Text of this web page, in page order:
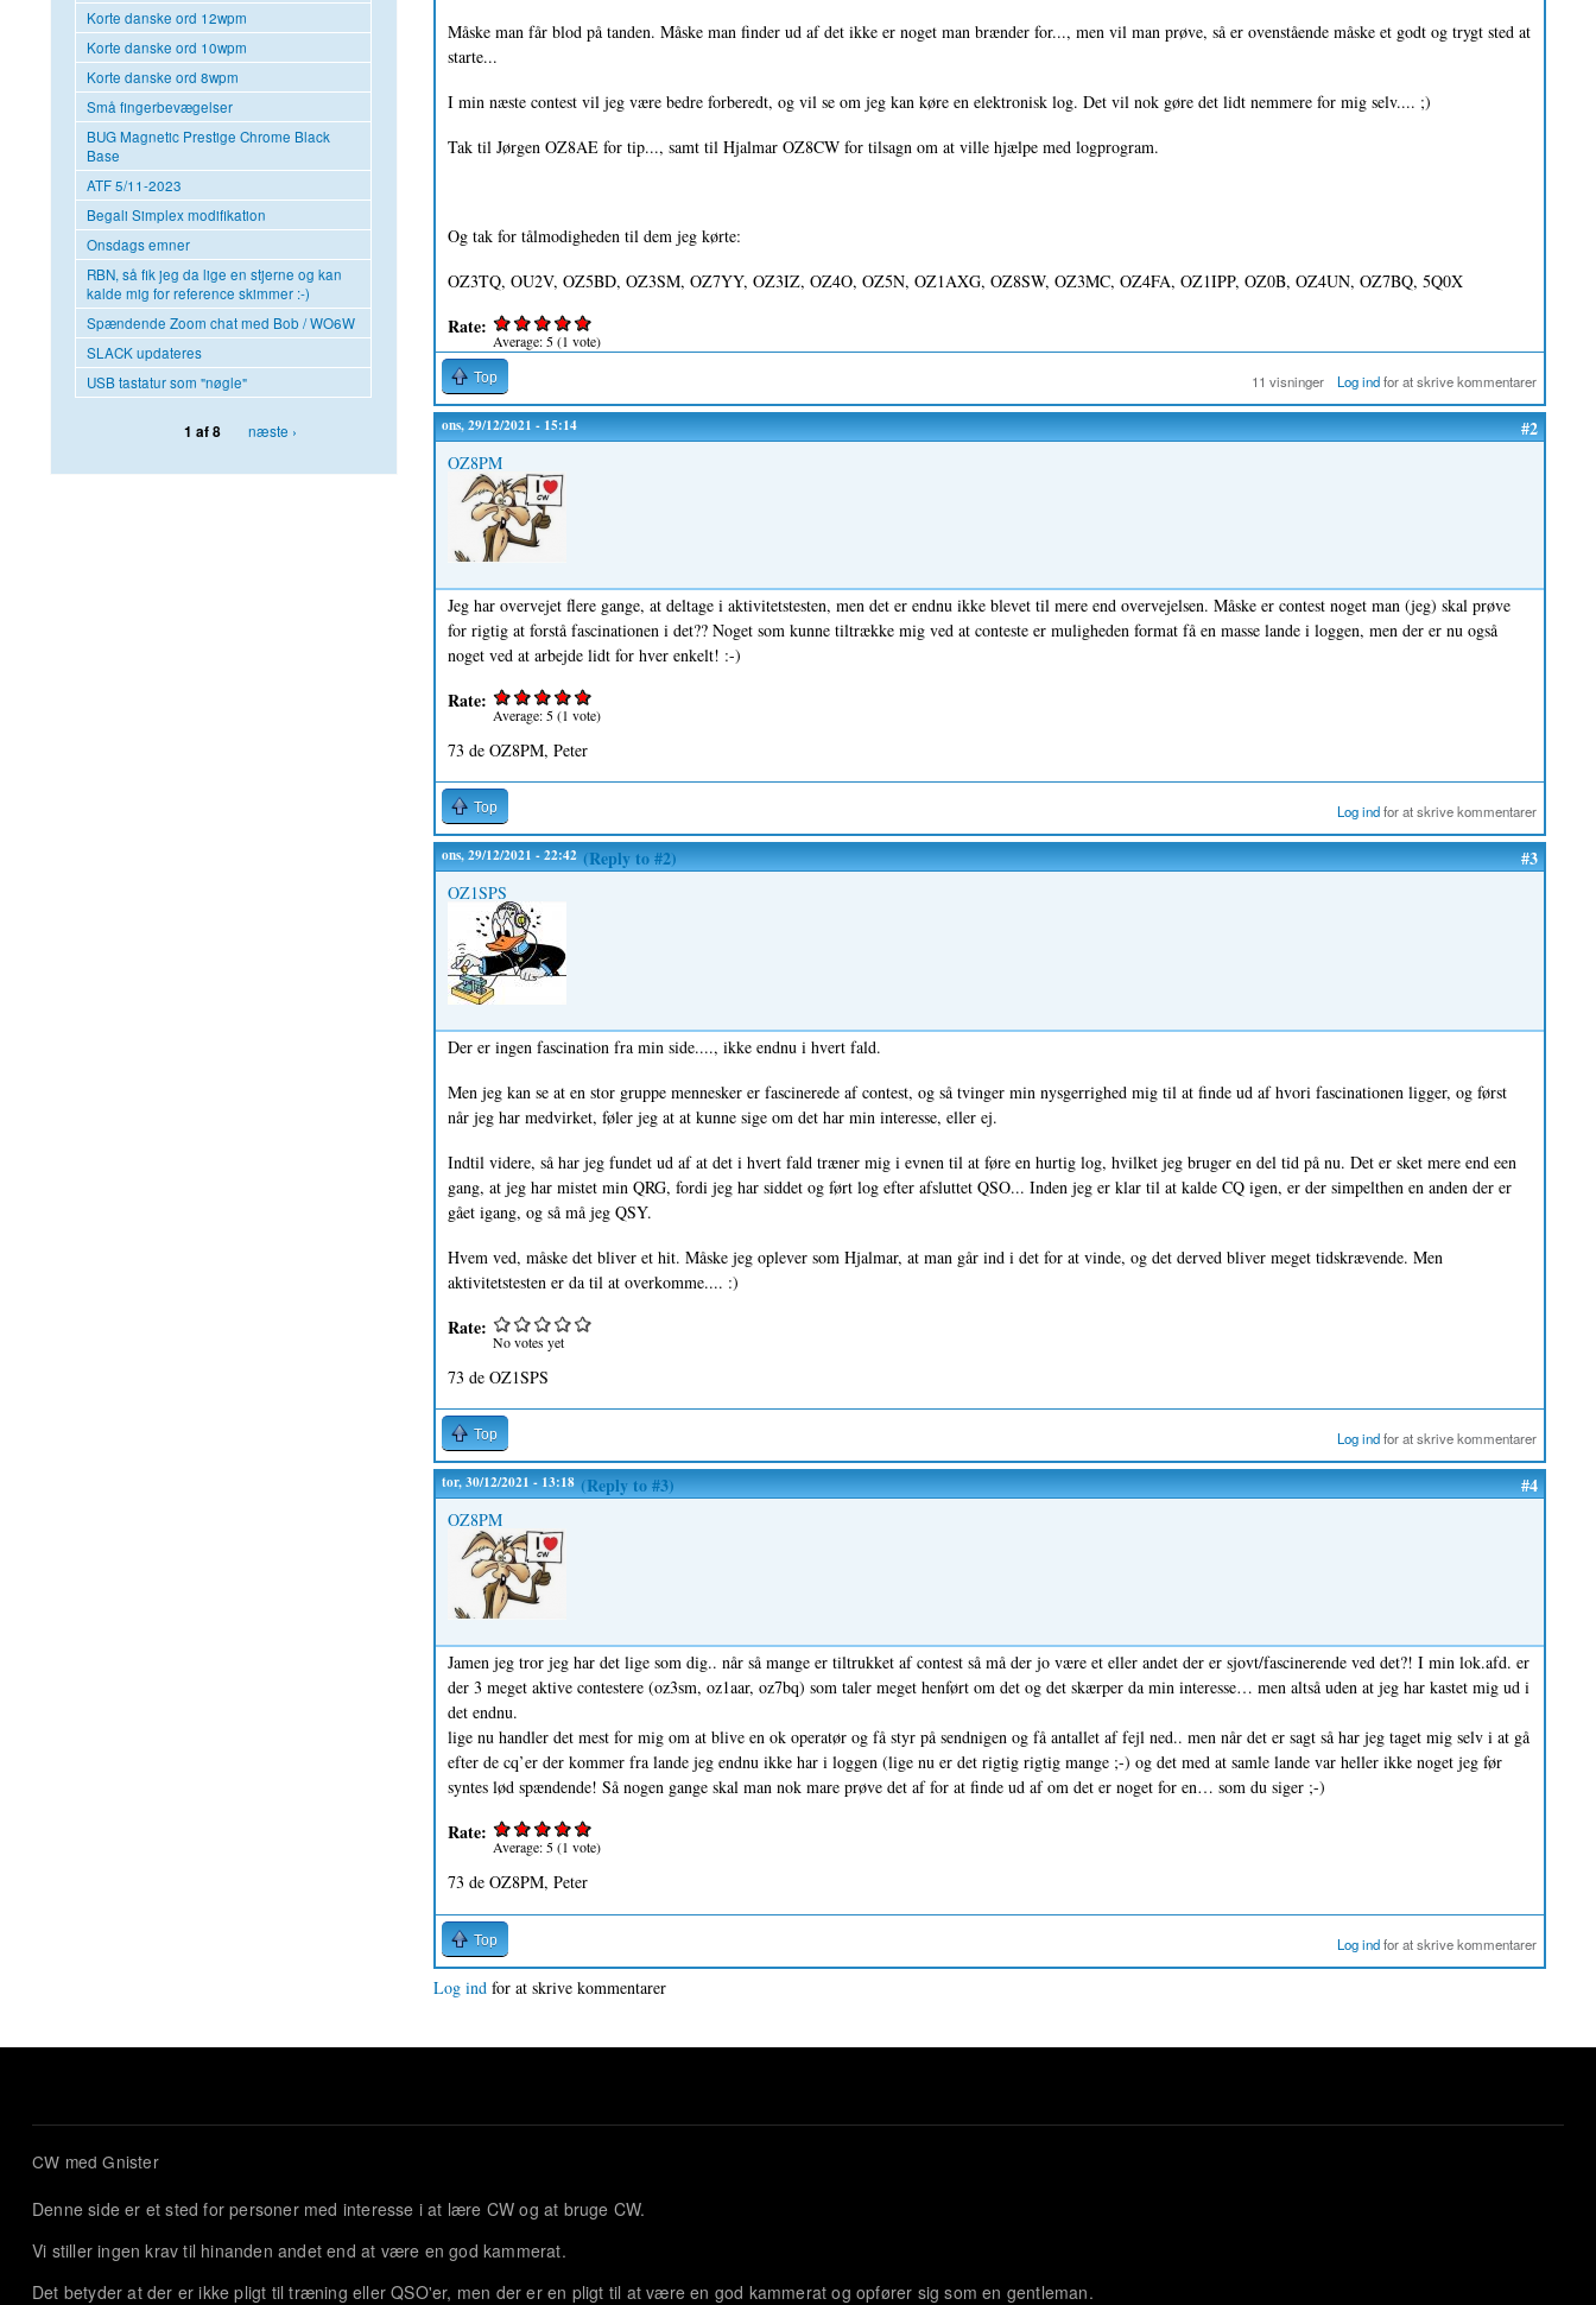
Måske man får blod på tanden. Måske man finder ud af det ikke er noget man brænder for..., men vil man prøve, så er ovenstående måske et godt og trygt sted at
starte...
I min næste contest vil jeg være bedre forberedt, og vil se om jeg kan køre en elektronisk log. Det vil nok gøre det lidt nemmere for mig selv.... ;)
Tak til Jørgen OZ8AE for tip..., samt til Hjalmar OZ8CW for tilsagn om at ville hjælpe med logprogram.
Og tak for tålmodigheden til dem jeg kørte:
OZ3TQ, OU2V, OZ5BD, OZ3SM, OZ7YY, OZ3IZ, OZ4O, OZ5N, OZ1AXG, OZ8SW, OZ3MC, OZ4FA, OZ1IPP, OZ0B, OZ4UN, OZ7BQ, 5Q0X
Rate:
Average: 5 (1 vote)
Top 11 visninger Log indfor at skrive kommentarer
ons, 29/12/2021 - 15:14 #2
OZ8PM
Jeg har overvejet flere gange, at deltage i aktivitetstesten, men det er endnu ikke blevet til mere end overvejelsen. Måske er contest noget man (jeg) skal prøve
for rigtig at forstå fascinationen i det?? Noget som kunne tiltrække mig ved at conteste er muligheden format få en masse lande i loggen, men der er nu også
noget ved at arbejde lidt for hver enkelt! :-)
Rate:
Average: 5 (1 vote)
73 de OZ8PM, Peter
Top Log indfor at skrive kommentarer
ons, 29/12/2021 - 22:42 (Reply to #2) #3
OZ1SPS
Der er ingen fascination fra min side...., ikke endnu i hvert fald.
Men jeg kan se at en stor gruppe mennesker er fascinerede af contest, og så tvinger min nysgerrighed mig til at finde ud af hvori fascinationen ligger, og først
når jeg har medvirket, føler jeg at at kunne sige om det har min interesse, eller ej.
Indtil videre, så har jeg fundet ud af at det i hvert fald træner mig i evnen til at føre en hurtig log, hvilket jeg bruger en del tid på nu. Det er sket mere end een
gang, at jeg har mistet min QRG, fordi jeg har siddet og ført log efter afsluttet QSO... Inden jeg er klar til at kalde CQ igen, er der simpelthen en anden der er
gået igang, og så må jeg QSY.
Hvem ved, måske det bliver et hit. Måske jeg oplever som Hjalmar, at man går ind i det for at vinde, og det derved bliver meget tidskrævende. Men
aktivitetstesten er da til at overkomme.... :)
Rate:
No votes yet
73 de OZ1SPS
Top Log indfor at skrive kommentarer
tor, 30/12/2021 - 13:18 (Reply to #3) #4
OZ8PM
Jamen jeg tror jeg har det lige som dig.. når så mange er tiltrukket af contest så må der jo være et eller andet der er sjovt/fascinerende ved det?! I min lok.afd. er
der 3 meget aktive contestere (oz3sm, oz1aar, oz7bq) som taler meget henført om det og det skærper da min interesse… men altså uden at jeg har kastet mig ud i
det endnu.
lige nu handler det mest for mig om at blive en ok operatør og få styr på sendnigen og få antallet af fejl ned.. men når det er sagt så har jeg taget mig selv i at gå
efter de cq’er der kommer fra lande jeg endnu ikke har i loggen (lige nu er det rigtig rigtig mange ;-) og det med at samle lande var heller ikke noget jeg før
syntes lød spændende! Så nogen gange skal man nok mare prøve det af for at finde ud af om det er noget for en… som du siger ;-)
Rate:
Average: 5 (1 vote)
73 de OZ8PM, Peter
Top Log indfor at skrive kommentarer
Log indfor at skrive kommentarer
Korte danske ord 12wpm
Korte danske ord 10wpm
Korte danske ord 8wpm
Små fingerbevægelser
BUG Magnetic Prestige Chrome Black
Base
ATF 5/11-2023
Begali Simplex modifikation
Onsdags emner
RBN, så fik jeg da lige en stjerne og kan
kalde mig for reference skimmer :-)
Spændende Zoom chat med Bob / WO6W
SLACK updateres
USB tastatur som "nøgle"
1 af 8 næste ›
CW med Gnister
Denne side er et sted for personer med interesse i at lære CW og at bruge CW.
Vi stiller ingen krav til hinanden andet end at være en god kammerat.
Det betyder at der er ikke pligt til træning eller QSO'er, men der er en pligt til at være en god kammerat og opfører sig som en gentleman.